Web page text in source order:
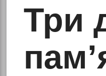
Три